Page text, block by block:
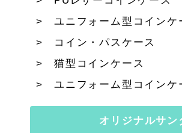
ユニフォーム型コインケ
コイン・パスケース
猫型コインケース
ユニフォーム型コインケ
オリジナルサン